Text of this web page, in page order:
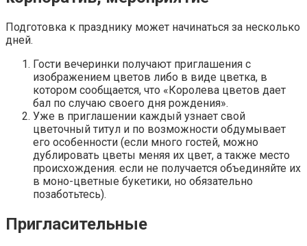
Подготовка к празднику может начинаться за несколько
дней.
Гости вечеринки получают приглашения с
изображением цветов либо в виде цветка, в
котором сообщается, что «Королева цветов дает
бал по случаю своего дня рождения».
Уже в приглашении каждый узнает свой
цветочный титул и по возможности обдумывает
его особенности (если много гостей, можно
дублировать цветы меняя их цвет, а также место
происхождения. если не получается объединяйте их
в моно-цветные букетики, но обязательно
позаботьтесь).
Пригласительные